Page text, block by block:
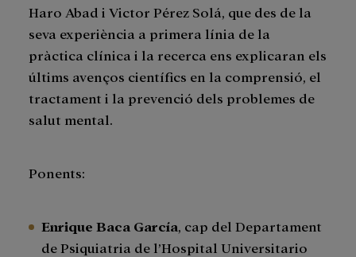
Haro Abad i Victor Pérez Solá, que des de la
seva experiència a primera línia de la
pràctica clínica i la recerca ens explicaran els
últims avenços científics en la comprensió, el
tractament i la prevenció dels problemes de
salut mental.
Ponents:
Enrique Baca García, cap del Departament
de Psiquiatria de l’Hospital Universitario